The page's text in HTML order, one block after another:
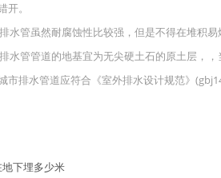
。
管虽然耐腐蚀性比较强，但是不得在堆积易
管管道的地基宜为无尖硬土石的原土层，，
排水管道应符合《室外排水设计规范》
下埋多少米